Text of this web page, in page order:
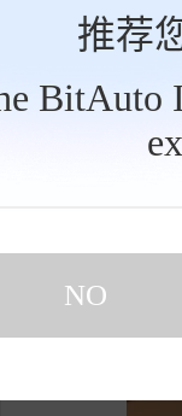
推荐
BitAuto
NO
车采